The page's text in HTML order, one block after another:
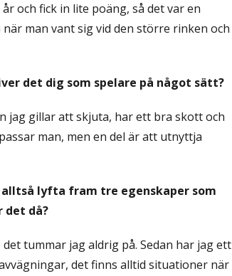
och fick in lite poäng, så det var en
man vant sig vid den större rinken och
det dig som spelare på något sätt?
jag gillar att skjuta, har ett bra skott och
man, men en del är att utnyttja
lyfta fram tre egenskaper som
det då?
tummar jag aldrig på. Sedan har jag ett
det finns alltid situationer när